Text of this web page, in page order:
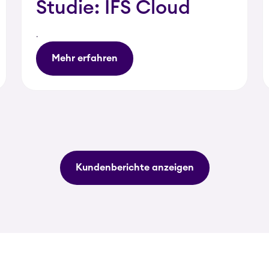
Studie: IFS Cloud
.
Mehr erfahren
Kundenberichte anzeigen